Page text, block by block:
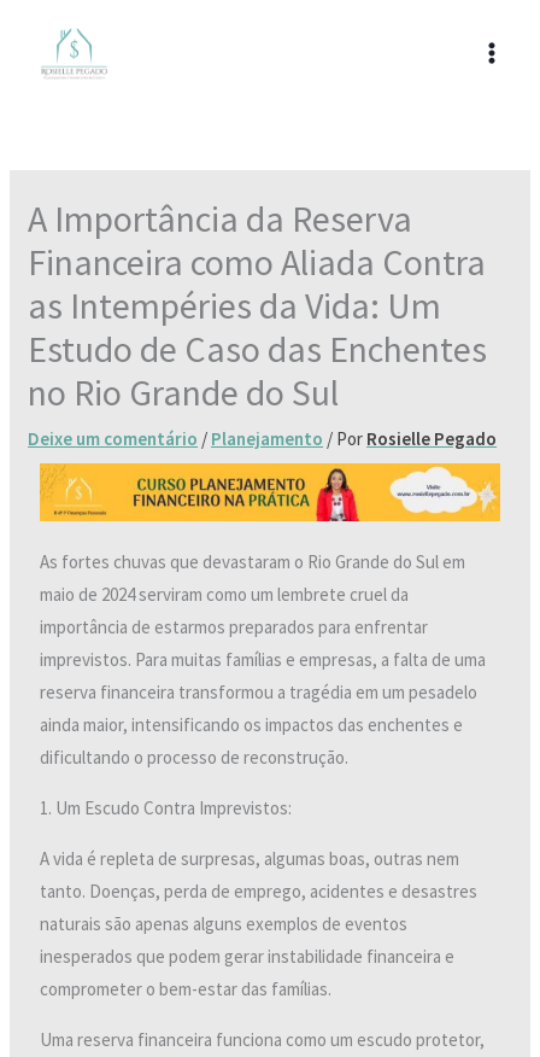
A Importância da Reserva
Financeira como Aliada Contra
as Intempéries da Vida: Um
Estudo de Caso das Enchentes
no Rio Grande do Sul
Deixe um comentário / Planejamento / Por Rosielle Pegado
As fortes chuvas que devastaram o Rio Grande do Sul em
maio de 2024 serviram como um lembrete cruel da
importância de estarmos preparados para enfrentar
imprevistos. Para muitas famílias e empresas, a falta de uma
reserva financeira transformou a tragédia em um pesadelo
ainda maior, intensificando os impactos das enchentes e
dificultando o processo de reconstrução.
1. Um Escudo Contra Imprevistos:
A vida é repleta de surpresas, algumas boas, outras nem
tanto. Doenças, perda de emprego, acidentes e desastres
naturais são apenas alguns exemplos de eventos
inesperados que podem gerar instabilidade financeira e
comprometer o bem-estar das famílias.
Uma reserva financeira funciona como um escudo protetor,